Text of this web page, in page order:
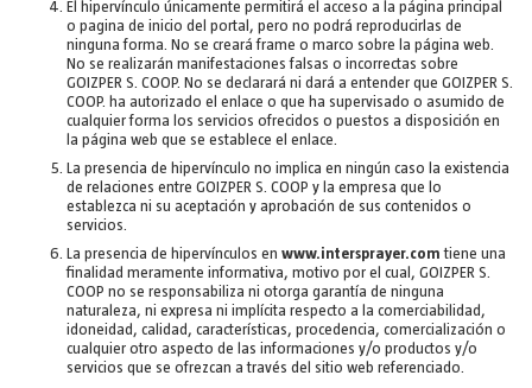
El hipervínculo únicamente permitirá el acceso a la página principal
o pagina de inicio del portal, pero no podrá reproducirlas de
ninguna forma. No se creará frame o marco sobre la página web.
No se realizarán manifestaciones falsas o incorrectas sobre
GOIZPER S. COOP. No se declarará ni dará a entender que GOIZPER S.
COOP. ha autorizado el enlace o que ha supervisado o asumido de
cualquier forma los servicios ofrecidos o puestos a disposición en
la página web que se establece el enlace.
La presencia de hipervínculo no implica en ningún caso la existencia
de relaciones entre GOIZPER S. COOP y la empresa que lo
establezca ni su aceptación y aprobación de sus contenidos o
servicios.
La presencia de hipervínculos en www.intersprayer.com tiene una
finalidad meramente informativa, motivo por el cual, GOIZPER S.
COOP no se responsabiliza ni otorga garantía de ninguna
naturaleza, ni expresa ni implícita respecto a la comerciabilidad,
idoneidad, calidad, características, procedencia, comercialización o
cualquier otro aspecto de las informaciones y/o productos y/o
servicios que se ofrezcan a través del sitio web referenciado.